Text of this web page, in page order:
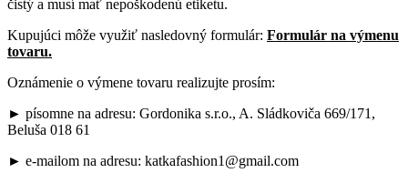
čistý a musí mať nepoškodenú etiketu.
Kupujúci môže využiť nasledovný formulár: Formulár na výmenu
tovaru.
Oznámenie o výmene tovaru realizujte prosím:
► písomne na adresu: Gordonika s.r.o., A. Sládkoviča 669/171,
Beluša 018 61
► e-mailom na adresu: katkafashion1@gmail.com